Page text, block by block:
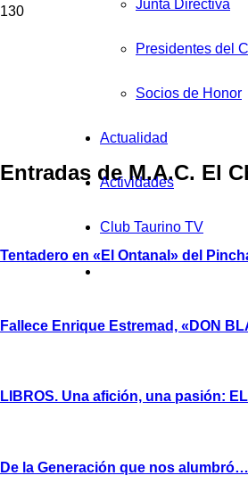
Junta Directiva
Presidentes del
Socios de Honor
Actualidad
Actividades
Club Taurino TV
Entradas de M.A.C. El
Tentadero en «El Ontanal» del
Fallece Enrique Estremad, «DON
LIBROS. Una afición, una pasión:
De la Generación que nos alumbró…